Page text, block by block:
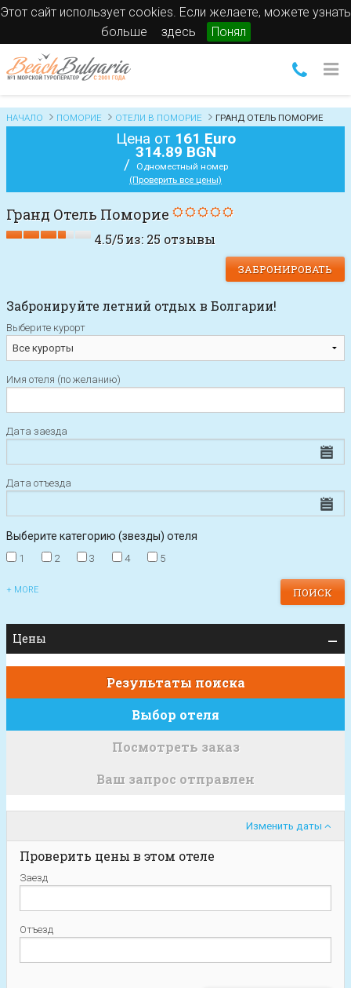
Этот сайт использует cookies. Если желаете, можете узнать
больше
здесь Понял
НАЧАЛО ПОМОРИЕ ОТЕЛИ В ПОМОРИЕ ГРАНД ОТЕЛЬ ПОМОРИЕ
Цена от 161 Euro
314.89 BGN
/
Одноместный номер
(Проверить все цены)
Гранд Отель Поморие
4.5/5из:25 отзывы
ЗАБРОНИРОВАТЬ
Забронируйте летний отдых в Болгарии!
Выберите курорт
Имя отеля (по желанию)
Дата заезда
Дата отъезда
Выберите категорию (звезды) отеля
1 2 3 4 5
+ MORE
Цены
Результаты поиска
Выбор отеля
Посмотреть заказ
Ваш запрос отправлен
Изменить даты
Проверить цены в этом отеле
Заезд
Отъезд